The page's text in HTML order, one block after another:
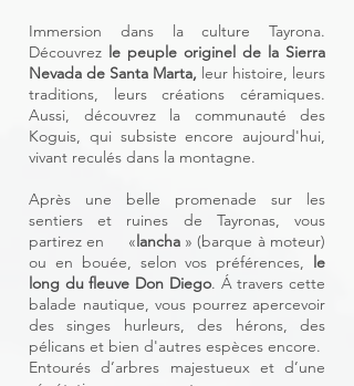
Immersion dans la culture Tayrona.
Découvrez le peuple originel de la Sierra
Nevada de Santa Marta, leur histoire, leurs
traditions, leurs créations céramiques.
Aussi, découvrez la communauté des
Koguis, qui subsiste encore aujourd'hui,
vivant reculés dans la montagne.
Après une belle promenade sur les
sentiers et ruines de Tayronas, vous
partirez en «lancha » (barque à moteur)
ou en bouée, selon vos préférences, le
long du fleuve Don Diego. Á travers cette
balade nautique, vous pourrez apercevoir
des singes hurleurs, des hérons, des
pélicans et bien d'autres espèces encore.
Entourés d’arbres majestueux et d’une